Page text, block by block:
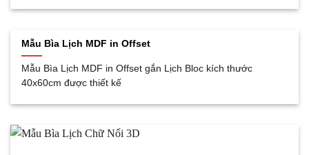
Mẫu Bìa Lịch MDF in Offset
Mẫu Bìa Lịch MDF in Offset gắn Lịch Bloc kích thước
40x60cm được thiết kế